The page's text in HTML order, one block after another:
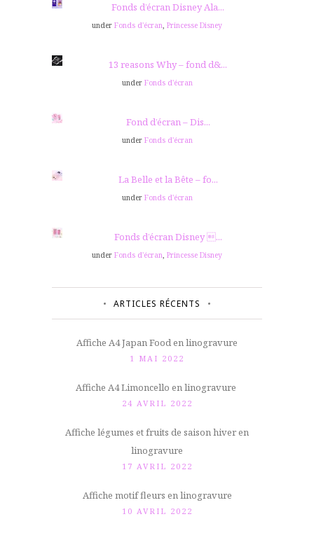
Fonds d’écran Disney Ala...
under Fonds d'écran, Princesse Disney
13 reasons Why – fond d&...
under Fonds d'écran
Fond d’écran – Dis...
under Fonds d'écran
La Belle et la Bête – fo...
under Fonds d'écran
Fonds d’écran Disney ...
under Fonds d'écran, Princesse Disney
ARTICLES RÉCENTS
Affiche A4 Japan Food en linogravure
1 MAI 2022
Affiche A4 Limoncello en linogravure
24 AVRIL 2022
Affiche légumes et fruits de saison hiver en
linogravure
17 AVRIL 2022
Affiche motif fleurs en linogravure
10 AVRIL 2022